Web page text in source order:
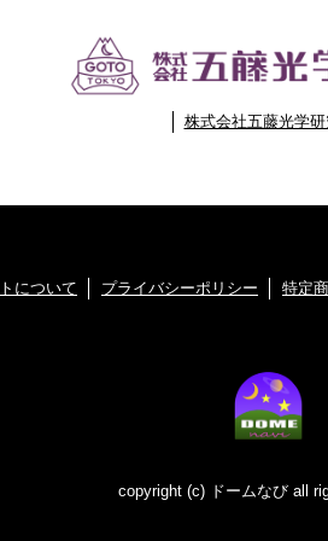
株式会社五藤光学
について プライバシーポリシー 特定
copyright (c) ドームなび all